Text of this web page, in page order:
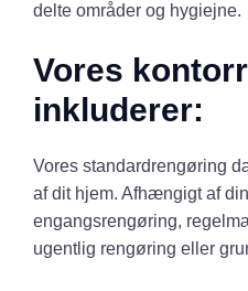
delte områder og hygiejne.
Vores
inkluderer:
Vores standardrengøring
af dit hjem. Afhængigt af
engangsrengøring,
ugentlig rengøring eller